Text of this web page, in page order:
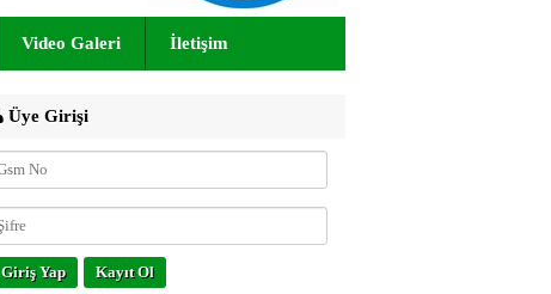
Video Galeri İletişim
Üye Girişi
Giriş Yap Kayıt Ol